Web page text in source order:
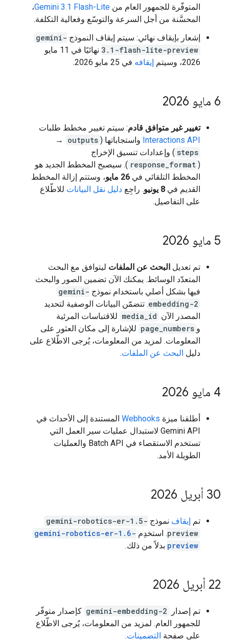
المتوفّرة للجمهور العام من Gemini 3.1 Flash-Lite،
المحسَّنة من أجل السرعة والتوسّع وفعالية التكلفة.
إشعار بإيقاف نهائي: سيتم إيقاف النموذج gemini-
3.1-flash-lite-preview
نهائيًا في 11 مايو
2026، وسيتم
إيقافه في 25 مايو 2026.
‫6 مايو 2026
تغيير غير متوافق قادم: سيتم تغيير مخطط طلبات
Interactions API واستجاباتها ( outputs
→
steps ) وإعدادات تنسيق الإخراج
(
response_format ). سيصبح المخطط الجديد هو
المخطط التلقائي في 26 مايو
، وستتم إزالة المخطط
القديم في 8 يونيو . راجِع دليل نقل البيانات للاطّلاع
على التفاصيل.
‫5 مايو 2026
تم تعديل البحث عن الملفات ليتوافق مع البحث
المتعدّد الوسائط. يمكنك الآن تضمين الصور والبحث
فيها بشكل أصلي باستخدام نموذج gemini-
embedding-2. تتضمّن البيانات الوصفية لتحديد
المصدر الآن media_id للاقتباسات المرئية
و page_numbers للإشارة إلى مكان العثور على
المعلومات. لمزيد من المعلومات، يُرجى الاطّلاع على
دليل البحث عن الملفات.
‫4 مايو 2026
أطلقنا ميزة Webhooks المستندة إلى الأحداث في
Gemini API لاستبدال عمليات سير العمل التي
تستخدم الاستقصاء في Batch API والعمليات
الطويلة الأمد.
‫30 أبريل 2026
تم إيقاف نموذج gemini-robotics-er-1.5-
preview. استخدِم gemini-robotics-er-1.6-
preview بدلاً من ذلك.
‫22 أبريل 2026
تم إصدار gemini-embedding-2 كإصدار متوفّر
للجمهور العام. لمزيد من المعلومات، يُرجى الاطّلاع
على صفحة التضمينات.